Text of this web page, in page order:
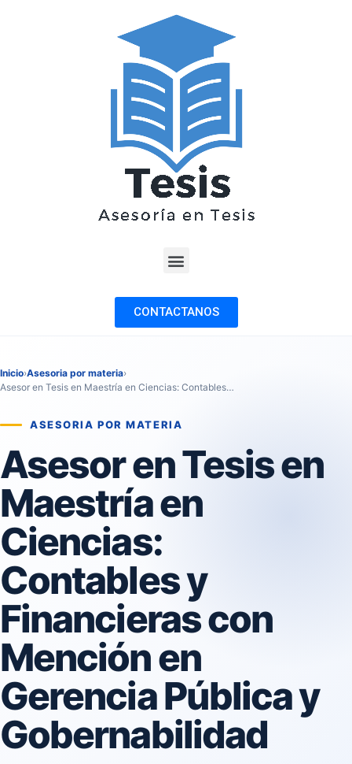
CONTACTANOS
Inicio›Asesoria por materia›
Asesor en Tesis en Maestría en Ciencias: Contables…
ASESORIA POR MATERIA
Asesor en Tesis en
Maestría en
Ciencias:
Contables y
Financieras con
Mención en
Gerencia Pública y
Gobernabilidad